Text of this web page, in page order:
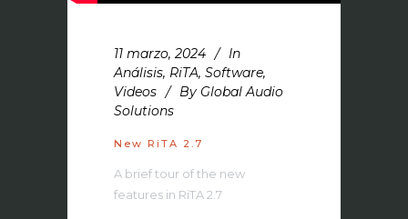
11 marzo, 2024
In
Análisis, RiTA, Software,
Videos
By Global Audio
Solutions
New RiTA 2.7
A brief tour of the new
features in RiTA 2.7